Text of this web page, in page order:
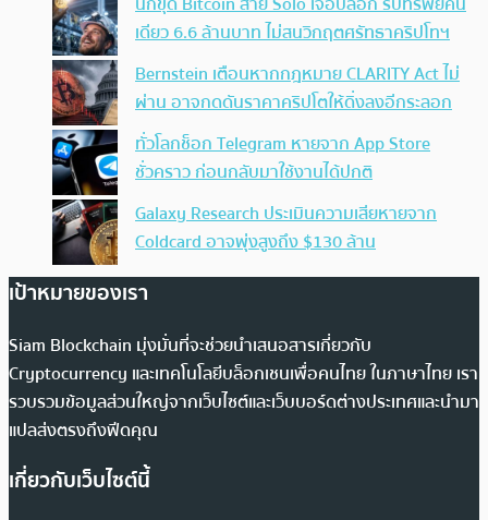
เดียว 6.6 ล้านบาท ไม่สนวิกฤตศรัทธาคริปโทฯ
Bernstein เตือนหากกฎหมาย CLARITY Act ไม่
ผ่าน อาจกดดันราคาคริปโตให้ดิ่งลงอีกระลอก
ทั่วโลกช็อก Telegram หายจาก App Store
ชั่วคราว ก่อนกลับมาใช้งานได้ปกติ
Galaxy Research ประเมินความเสียหายจาก
Coldcard อาจพุ่งสูงถึง $130 ล้าน
เป้าหมายของเรา
Siam Blockchain มุ่งมั่นที่จะช่วยนำเสนอสารเกี่ยวกับ
Cryptocurrency และเทคโนโลยีบล็อกเชนเพื่อคนไทย ในภาษาไทย เรา
รวบรวมข้อมูลส่วนใหญ่จากเว็บไซต์และเว็บบอร์ดต่างประเทศและนำมา
แปลส่งตรงถึงฟีดคุณ
เกี่ยวกับเว็บไซต์นี้